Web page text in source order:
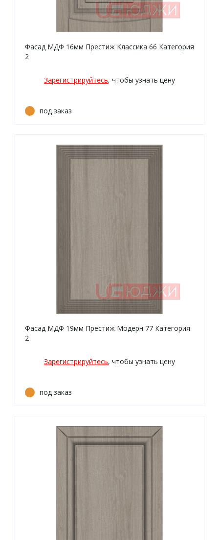
Фасад МДФ 16мм Престиж Классика 66 Категория
2
Зарегистрируйтесь, чтобы узнать цену
под заказ
Фасад МДФ 19мм Престиж Модерн 77 Категория
2
Зарегистрируйтесь, чтобы узнать цену
под заказ